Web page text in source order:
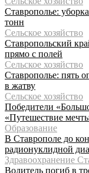
Ставрополье:
тонн
Сельское хозяйство
Ставропольский
прямо с полей
Сельское хозяйство
Ставрополье: пять
в жатву
Сельское хозяйство
Победители
«Путешествие
Образование
В Ставрополе до
радионуклидной
Здравоохранение
Водитель погиб в